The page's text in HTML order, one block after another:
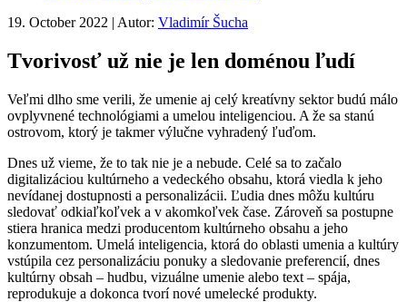
19. October 2022 | Autor: Vladimír Šucha
Tvorivosť už nie je len doménou ľudí
Veľmi dlho sme verili, že umenie aj celý kreatívny sektor budú málo
ovplyvnené technológiami a umelou inteligenciou. A že sa stanú
ostrovom, ktorý je takmer výlučne vyhradený ľuďom.
Dnes už vieme, že to tak nie je a nebude. Celé sa to začalo
digitalizáciou kultúrneho a vedeckého obsahu, ktorá viedla k jeho
nevídanej dostupnosti a personalizácii. Ľudia dnes môžu kultúru
sledovať odkiaľkoľvek a v akomkoľvek čase. Zároveň sa postupne
stiera hranica medzi producentom kultúrneho obsahu a jeho
konzumentom. Umelá inteligencia, ktorá do oblasti umenia a kultúry
vstúpila cez personalizáciu ponuky a sledovanie preferencií, dnes
kultúrny obsah – hudbu, vizuálne umenie alebo text – spája,
reprodukuje a dokonca tvorí nové umelecké produkty.